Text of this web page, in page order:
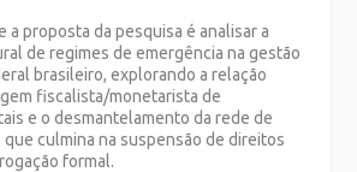
a proposta da pesquisa é analisar a
de regimes de emergência na gestão
brasileiro, explorando a relação
fiscalista/monetarista de
e o desmantelamento da rede de
culmina na suspensão de direitos
formal.